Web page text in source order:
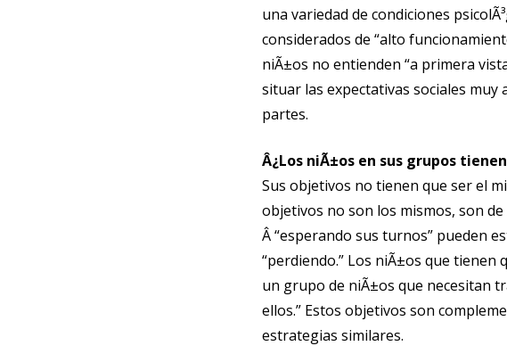
una variedad de condiciones
considerados de “alto
niÃ±os no entienden “a primera
situar las expectativas sociales muy
partes.
Â¿Los niÃ±os en sus grupos
Sus objetivos no tienen que ser el
objetivos no son los mismos, son
Â “esperando sus turnos” pueden
“perdiendo.” Los niÃ±os que tienen
un grupo de niÃ±os que necesitan
ellos.” Estos objetivos son
estrategias similares.